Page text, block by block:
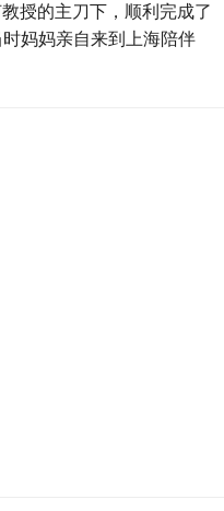
授的主刀下，顺利完成了
妈妈亲自来到上海陪伴